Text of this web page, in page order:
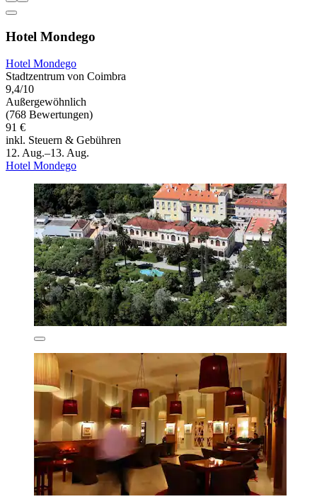
Hotel Mondego
Hotel Mondego
Stadtzentrum von Coimbra
9,4/10
Außergewöhnlich
(768 Bewertungen)
91 €
inkl. Steuern & Gebühren
12. Aug.–13. Aug.
Hotel Mondego